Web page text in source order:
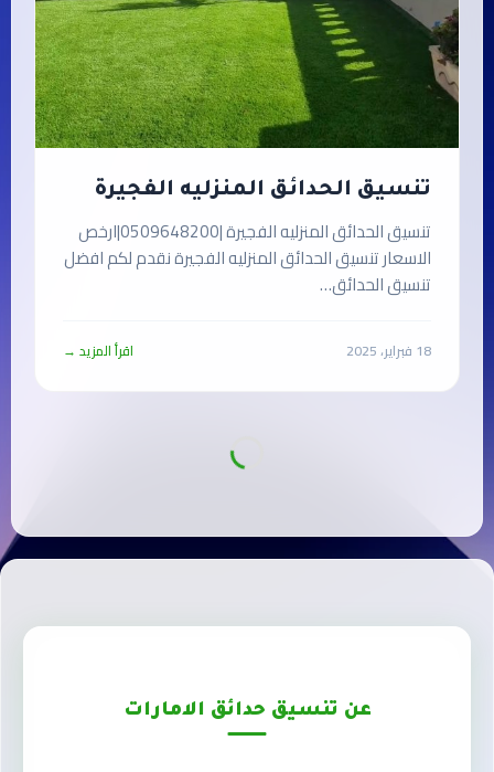
تنسيق الحدائق المنزليه الفجيرة
تنسيق الحدائق المنزليه الفجيرة |0509648200|ارخص
الاسعار تنسيق الحدائق المنزليه الفجيرة نقدم لكم افضل
تنسيق الحدائق…
18 فبراير، 2025 اقرأ المزيد →
عن تنسيق حدائق الامارات